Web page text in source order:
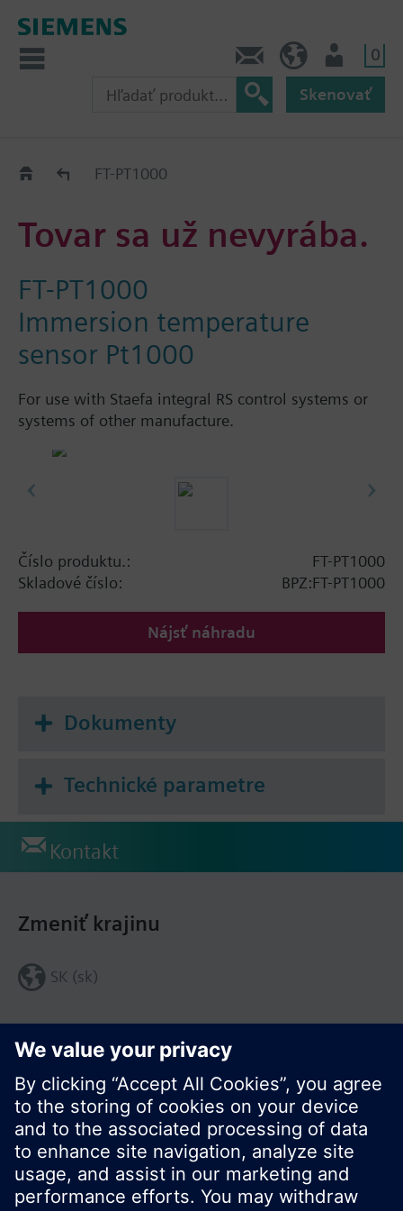
0
Skenovať
Old2NewFT-PT1000
Tovar sa už nevyrába.
FT-PT1000
Immersion temperature
sensor Pt1000
For use with Staefa integral RS control systems or
systems of other manufacture.
Číslo produktu.:
FT-PT1000
Skladové číslo:
BPZ:FT-PT1000
Nájsť náhradu
Dokumenty
Technické parametre
Kontakt
Zdieľať túto stránku:
Zmeniť krajinu
SK (sk)